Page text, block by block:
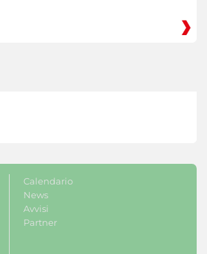
Calendario
News
Avvisi
Partner